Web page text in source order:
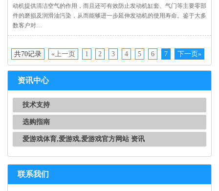
动机提供清洁空气的作用，而且还可有效防止发动机缸套、气门等主要零部
件的磨损及润滑油污染，从而能够进一步延伸发动机的使用寿命。鉴于大多
数客户对…
共70记录 «上一页 1 2 3 4 5 6 7 下一页»
资讯中心
技术支持
选购指南
爱游戏体育,爱游戏,爱游戏官方网站 资讯
联系我们